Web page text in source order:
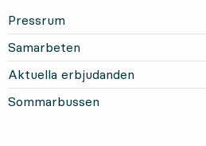
Pressrum
Samarbeten
Aktuella erbjudanden
Sommarbussen